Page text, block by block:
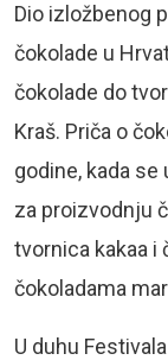
Dio izložbenog
čokolade u
čokolade do
Kraš. Priča o
godine, kada
za proizvodnju
tvornica kakaa i
čokoladama
U duhu